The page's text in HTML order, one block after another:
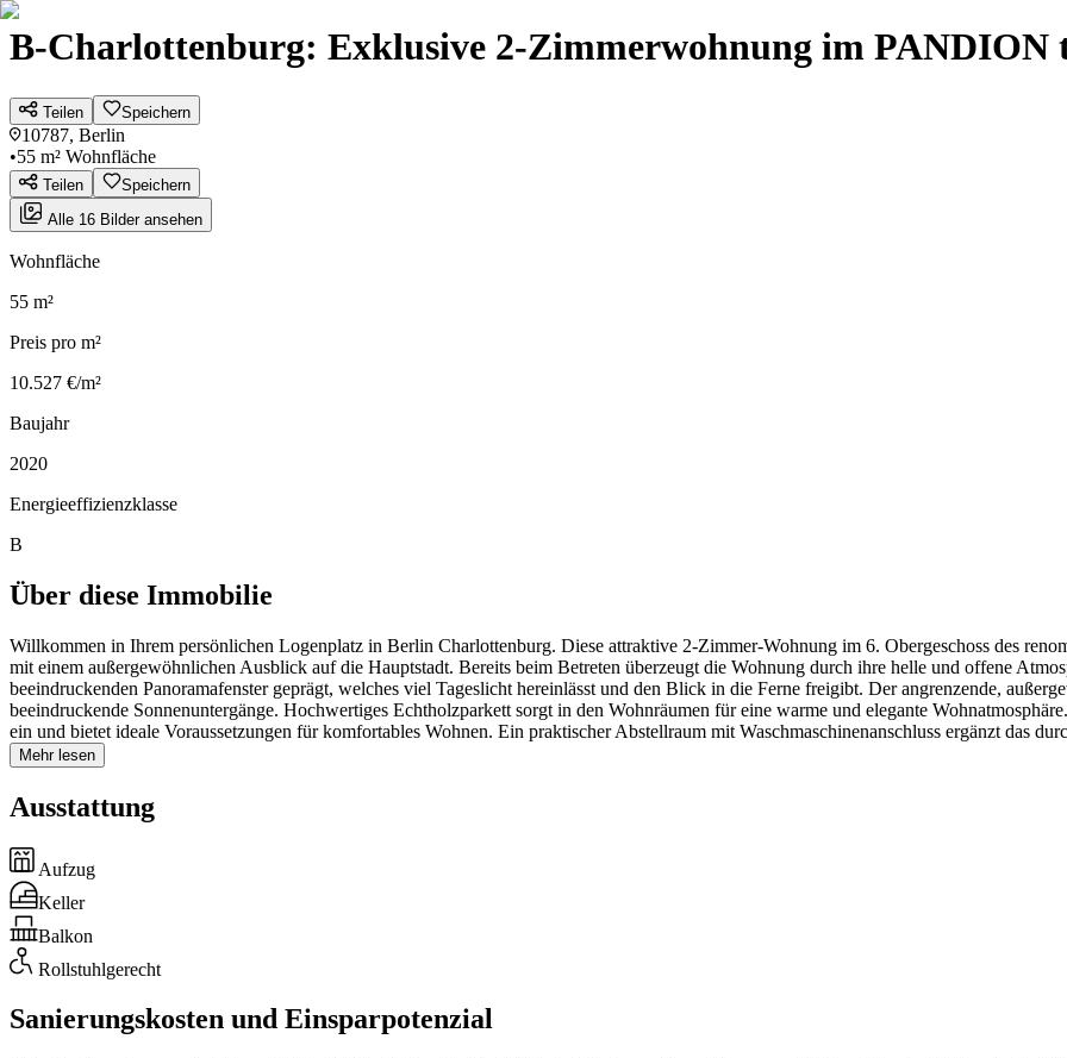
B-Charlottenburg: Exklusive 2-Zimmerwohnung im PANDION
Teilen Speichern
10787, Berlin
•55 m² Wohnfläche
Teilen
Speichern
Alle 16 Bilder ansehen
Wohnfläche
55 m²
Preis pro m²
10.527 €/m²
Baujahr
2020
Energieeffizienzklasse
B
Über diese Immobilie
Willkommen in Ihrem persönlichen Logenplatz in Berlin Charlottenburg. Diese attraktive 2-Zimmer-Wohnung im 6. Obergeschoss des
mit einem außergewöhnlichen Ausblick auf die Hauptstadt. Bereits beim Betreten überzeugt die Wohnung durch ihre helle und offene
beeindruckenden Panoramafenster geprägt, welches viel Tageslicht hereinlässt und den Blick in die Ferne freigibt. Der angrenzende,
beeindruckende Sonnenuntergänge. Hochwertiges Echtholzparkett sorgt in den Wohnräumen für eine warme und elegante
ein und bietet ideale Voraussetzungen für komfortables Wohnen. Ein praktischer Abstellraum mit Waschmaschinenanschluss ergänzt das
Mehr lesen
Ausstattung
Aufzug
Keller
Balkon
Rollstuhlgerecht
Sanierungskosten und Einsparpotenzial